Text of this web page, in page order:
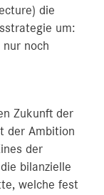
die
um:
noch
Zukunft der
der Ambition
der
bilanzielle
welche fest